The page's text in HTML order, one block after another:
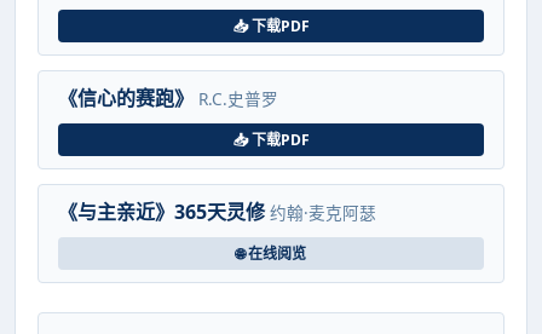
📥 下载PDF
《信心的赛跑》 R.C.史普罗
📥 下载PDF
《与主亲近》365天灵修 约翰·麦克阿瑟
🌐 在线阅览